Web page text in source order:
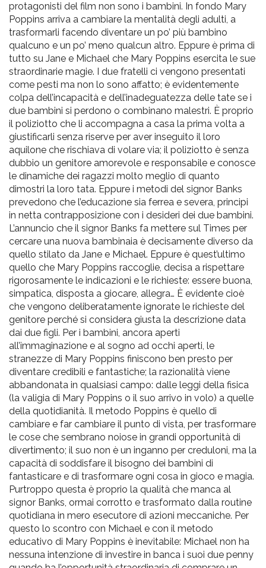
protagonisti del film non sono i bambini. In fondo Mary
Poppins arriva a cambiare la mentalità degli adulti, a
trasformarli facendo diventare un po’ più bambino
qualcuno e un po’ meno qualcun altro. Eppure è prima di
tutto su Jane e Michael che Mary Poppins esercita le sue
straordinarie magie. I due fratelli ci vengono presentati
come pesti ma non lo sono affatto; è evidentemente
colpa dell’incapacità e dell’inadeguatezza delle tate se i
due bambini si perdono o combinano malestri. È proprio
il poliziotto che li accompagna a casa la prima volta a
giustificarli senza riserve per aver inseguito il loro
aquilone che rischiava di volare via; il poliziotto è senza
dubbio un genitore amorevole e responsabile e conosce
le dinamiche dei ragazzi molto meglio di quanto
dimostri la loro tata. Eppure i metodi del signor Banks
prevedono che l’educazione sia ferrea e severa, principi
in netta contrapposizione con i desideri dei due bambini.
L’annuncio che il signor Banks fa mettere sul Times per
cercare una nuova bambinaia è decisamente diverso da
quello stilato da Jane e Michael. Eppure è quest’ultimo
quello che Mary Poppins raccoglie, decisa a rispettare
rigorosamente le indicazioni e le richieste: essere buona,
simpatica, disposta a giocare, allegra… È evidente cioè
che vengono deliberatamente ignorate le richieste del
genitore perché si considera giusta la descrizione data
dai due figli. Per i bambini, ancora aperti
all’immaginazione e al sogno ad occhi aperti, le
stranezze di Mary Poppins finiscono ben presto per
diventare credibili e fantastiche; la razionalità viene
abbandonata in qualsiasi campo: dalle leggi della fisica
(la valigia di Mary Poppins o il suo arrivo in volo) a quelle
della quotidianità. Il metodo Poppins è quello di
cambiare e far cambiare il punto di vista, per trasformare
le cose che sembrano noiose in grandi opportunità di
divertimento; il suo non è un inganno per creduloni, ma la
capacità di soddisfare il bisogno dei bambini di
fantasticare e di trasformare ogni cosa in gioco e magia.
Purtroppo questa è proprio la qualità che manca al
signor Banks, ormai corrotto e trasformato dalla routine
quotidiana in mero esecutore di azioni meccaniche. Per
questo lo scontro con Michael e con il metodo
educativo di Mary Poppins è inevitabile: Michael non ha
nessuna intenzione di investire in banca i suoi due penny